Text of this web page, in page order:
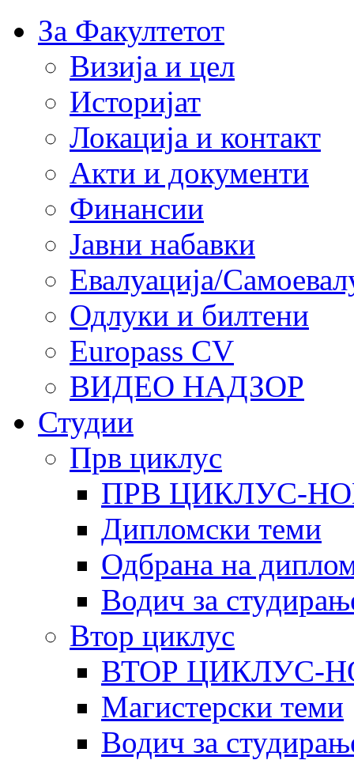
За Факултетот
Визија и цел
Историјат
Локација и контакт
Акти и документи
Финансии
Јавни набавки
Евалуација/
Одлуки и билтени
Europass CV
ВИДЕО НАДЗОР
Студии
Прв циклус
ПРВ ЦИКЛУС-
Дипломски теми
Одбрана на
Водич за
Втор циклус
ВТОР ЦИКЛУС-
Магистерски теми
Водич за